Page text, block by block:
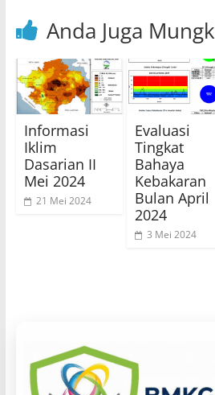
Anda Juga
Informasi
Iklim
Dasarian II
Mei 2024
21 Mei 2024
Evaluasi
Tingkat
Bahaya
Kebakaran
Bulan April
2024
3 Mei 2024